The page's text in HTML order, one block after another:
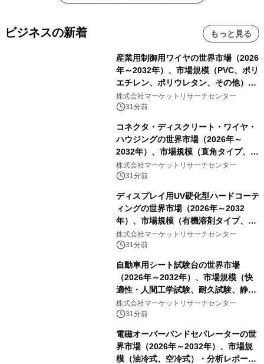
ビジネスの新着 もっと見る
産業用制御用ワイヤの世界市場（2026
年～2032年）、市場規模（PVC、ポリ
エチレン、ポリウレタン、その他）・
分析レポートを発表
株式会社マーケットリサーチセンター
31分前
コネクタ・ディスクリート・ワイヤ・
ハウジングの世界市場（2026年～
2032年）、市場規模（直角タイプ、T
型、Y型）・分析レポートを発表
株式会社マーケットリサーチセンター
31分前
ディスプレイ用UV硬化型ハードコーテ
ィングの世界市場（2026年～2032
年）、市場規模（有機溶剤タイプ、無
機溶剤タイプ、その他）・分析レポー
トを発表
株式会社マーケットリサーチセンター
31分前
自動車用シート試験台の世界市場
（2026年～2032年）、市場規模（快
適性・人間工学試験、耐久試験、静的
試験、動的試験、その他）・分析レポ
ートを発表
株式会社マーケットリサーチセンター
31分前
電磁オーバーバンドセパレーターの世
界市場（2026年～2032年）、市場規
模（油冷式、空冷式）・分析レポート